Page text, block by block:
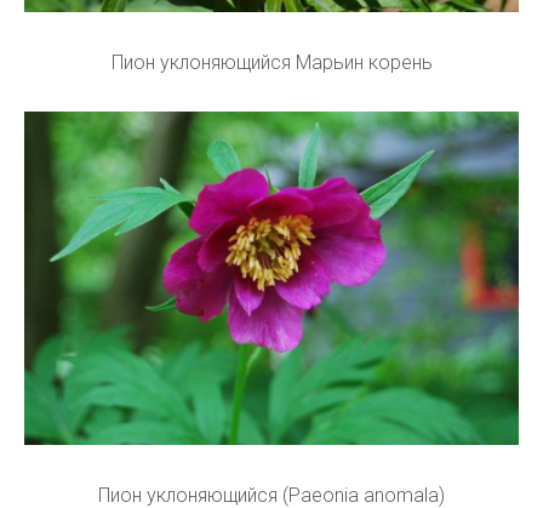
Пион уклоняющийся Марьин корень
Пион уклоняющийся (Paeonia anomala)